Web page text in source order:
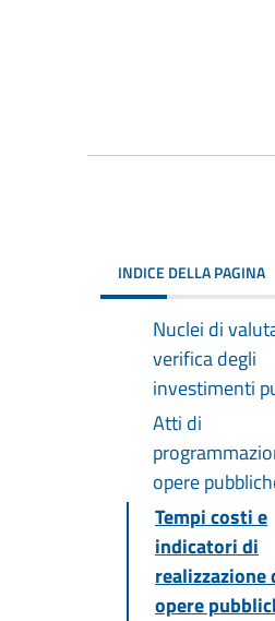
INDICE DELLA PAGINA
Nuclei di
verifica degli
investimenti
Atti di
opere
Tempi costi e
indicatori di
realizzazione
opere